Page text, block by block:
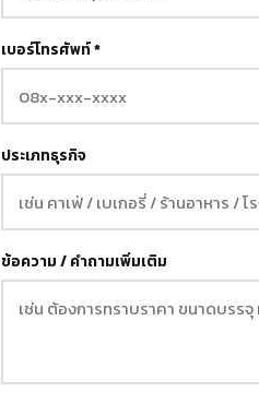
เบอร์โทรศัพท์ *
ประเภทธุรกิจ
ข้อความ / คำถามเพิ่มเติม